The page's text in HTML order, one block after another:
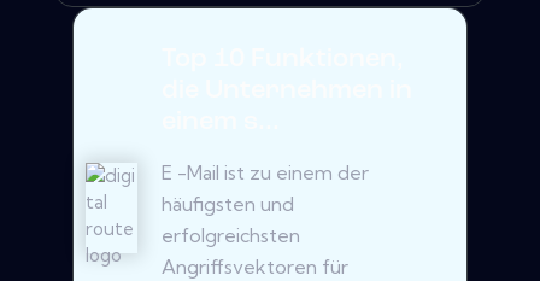
E -Mail ist zu einem der
häufigsten und
erfolgreichsten
Angriffsvektoren für